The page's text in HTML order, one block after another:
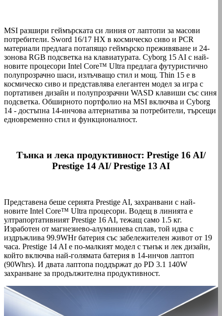
MSI разшири геймърската си линия от лаптопи за масови
потребители. Sword 16/17 HX в космическо сиво и PCR
материали предлага потапящо геймърско преживяване и 24-
зонова RGB подсветка на клавиатурата. Cyborg 15 AI с най-
новите процесори Intel Core™ Ultra предлага футуристично
полупрозрачно шаси, излъчващо стил и мощ. Thin 15 е в
космическо сиво и представлява елегантен модел за игра с
портативен дизайн и полупрозрачни WASD клавиши със синя
подсветка. Обширното портфолио на MSI включва и Cyborg
14 - достъпна 14-инчова алтернатива за потребители, търсещи
едновременно стил и функционалност.
Тънка и лека продуктивност: Prestige 16 AI/
Prestige 14 AI/ Prestige 13 AI
Представена беше серията Prestige AI, захранвани с най-
новите Intel Core™ Ultra процесори. Водещ в линията е
ултрапортативният Prestige 16 AI, тежащ само 1.5 кг.
Изработен от магнезиево-алуминиева сплав, той идва с
издръжлива 99.9WHr батерия със забележителен живот от 19
часа. Prestige 14 AI е по-малкият модел с тънък и лек дизайн,
който включва най-голямата батерия в 14-инчов лаптоп
(90Whrs). И двата лаптопа поддържат до PD 3.1 140W
захранване за продължителна продуктивност.